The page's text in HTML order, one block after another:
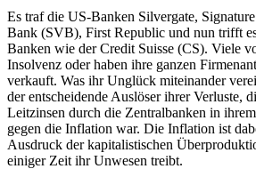
Es traf die US-Banken Silvergate,
Bank (SVB), First Republic und nun trifft
Banken wie der Credit Suisse (CS). Viele
Insolvenz oder haben ihre ganzen
verkauft. Was ihr Unglück miteinander
der entscheidende Auslöser ihrer Verluste,
Leitzinsen durch die Zentralbanken in
gegen die Inflation war. Die Inflation ist
Ausdruck der kapitalistischen
einiger Zeit ihr Unwesen treibt.